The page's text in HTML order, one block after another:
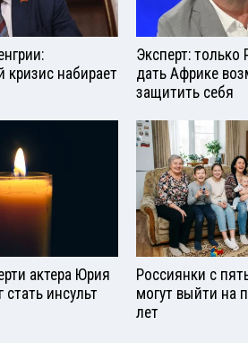
кризис набирает
Эксперт:
дать Африке
защитить себя
актера Юрия
инсульт
Россиянки с
могут выйти на
лет